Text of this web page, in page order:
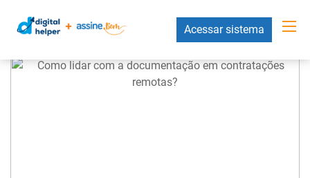
Acessar sistema